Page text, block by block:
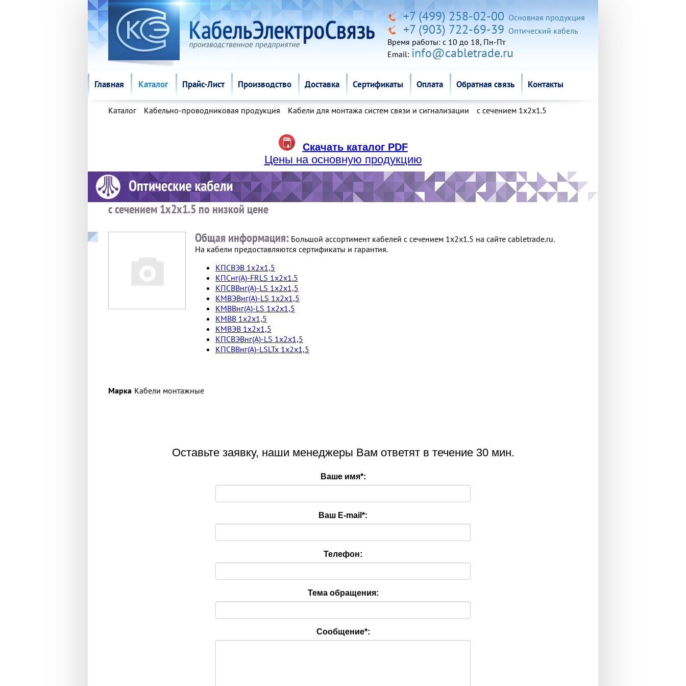
+7 (499) 258-02-00 Основная продукция
+7 (903) 722-69-39 Оптический кабель
Время работы: c 10 до 18, Пн-Пт
Email: info@cabletrade.ru
Главная Каталог Прайс-Лист Производство Доставка Сертификаты Оплата Обратная связь
Главная Каталог Прайс-Лист Производство Доставка Сертификаты Оплата Обратная связь Контакты
Каталог Кабельно-проводниковая продукция Кабели для монтажа систем связи и сигнализации с сечением 1х2х1.5
Скачать каталог PDF
Цены на основную продукцию
с сечением 1х2х1.5 по низкой цене
Общая информация: Большой ассортимент кабелей с сечением 1х2х1.5 на сайте cabletrade.ru.
На кабели предоставляются сертификаты и гарантия.
КПСВЭВ 1х2х1,5
КПСнг(А)-FRLS 1х2х1.5
КПСВВнг(А)-LS 1х2х1,5
КМВЭВнг(А)-LS 1х2х1,5
КМВВнг(А)-LS 1х2х1,5
КМВВ 1х2х1,5
КМВЭВ 1х2х1,5
КПСВЭВнг(А)-LS 1х2х1,5
КПСВВнг(А)-LSLTx 1х2х1,5
Марка Кабели монтажные
Оставьте заявку, наши менеджеры Вам ответят в течение 30 мин.
Ваше имя*:
Ваш E-mail *:
Телефон:
Тема обращения:
Сообщение*: